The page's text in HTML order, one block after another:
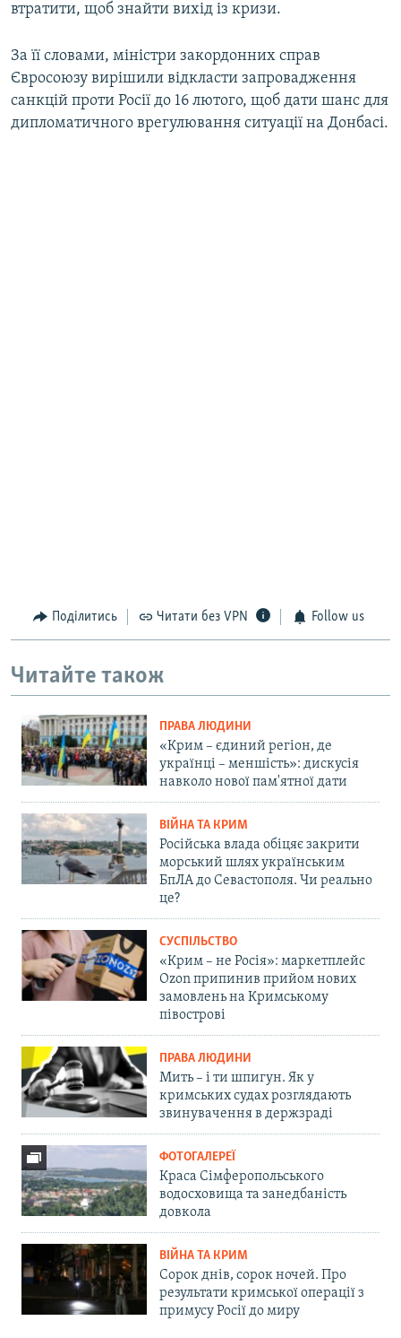
втратити, щоб знайти вихід із кризи.
За її словами, міністри закордонних справ
Євросоюзу вирішили відкласти запровадження
санкцій проти Росії до 16 лютого, щоб дати шанс для
дипломатичного врегулювання ситуації на Донбасі.
Поділитись Читати без VPN Follow us
Читайте також
ПРАВА ЛЮДИНИ
«Крим – єдиний регіон, де
українці – меншість»: дискусія
навколо нової пам'ятної дати
ВІЙНА ТА КРИМ
Російська влада обіцяє закрити
морський шлях українським
БпЛА до Севастополя. Чи реально
це?
СУСПІЛЬСТВО
«Крим – не Росія»: маркетплейс
Ozon припинив прийом нових
замовлень на Кримському
півострові
ПРАВА ЛЮДИНИ
Мить – і ти шпигун. Як у
кримських судах розглядають
звинувачення в держзраді
ФОТОГАЛЕРЕЇ
Краса Сімферопольського
водосховища та занедбаність
довкола
ВІЙНА ТА КРИМ
Сорок днів, сорок ночей. Про
результати кримської операції з
примусу Росії до миру